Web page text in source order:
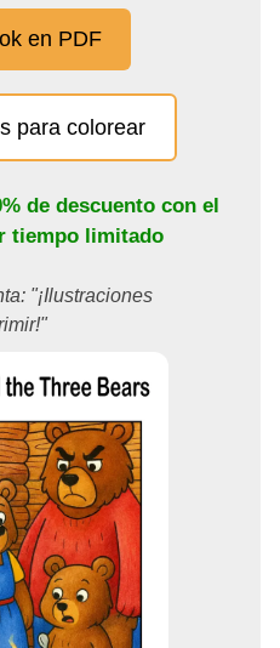
en PDF
para colorear
de descuento con el
tiempo limitado
"¡Ilustraciones